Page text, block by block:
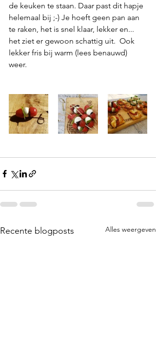
de keuken te staan. Daar past dit hapje
helemaal bij ;-) Je hoeft geen pan aan
te raken, het is snel klaar, lekker en...
het ziet er gewoon schattig uit.  Ook
lekker fris bij warm (lees benauwd)
weer.
Recente blogposts Alles weergeven